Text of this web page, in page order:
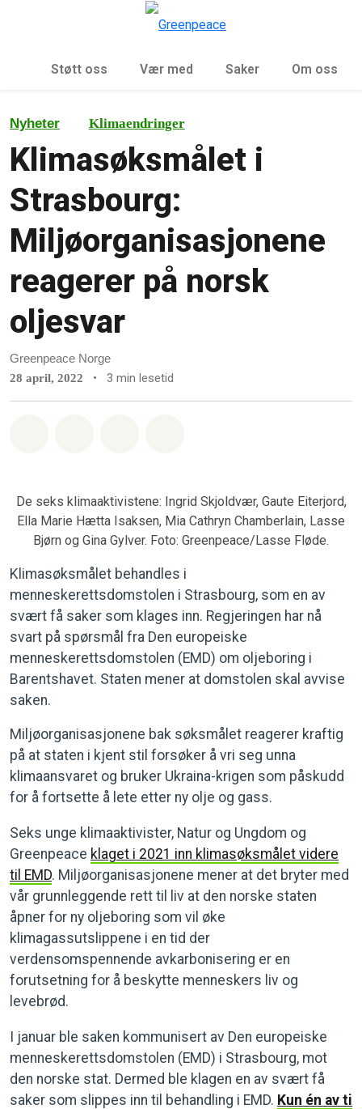
Støtt oss Vær med Saker Om oss
Nyheter Klimaendringer
Klimasøksmålet i
Strasbourg:
Miljøorganisasjonene
reagerer på norsk
oljesvar
Greenpeace Norge
28 april, 2022 • 3 min lesetid
De seks klimaaktivistene: Ingrid Skjoldvær, Gaute Eiterjord,
Ella Marie Hætta Isaksen, Mia Cathryn Chamberlain, Lasse
Bjørn og Gina Gylver. Foto: Greenpeace/Lasse Fløde.
Klimasøksmålet behandles i
menneskerettsdomstolen i Strasbourg, som en av
svært få saker som klages inn. Regjeringen har nå
svart på spørsmål fra Den europeiske
menneskerettsdomstolen (EMD) om oljeboring i
Barentshavet. Staten mener at domstolen skal avvise
saken.
Miljøorganisasjonene bak søksmålet reagerer kraftig
på at staten i kjent stil forsøker å vri seg unna
klimaansvaret og bruker Ukraina-krigen som påskudd
for å fortsette å lete etter ny olje og gass.
Seks unge klimaaktivister, Natur og Ungdom og
Greenpeace klaget i 2021 inn klimasøksmålet videre
til EMD. Miljøorganisasjonene mener at det bryter med
vår grunnleggende rett til liv at den norske staten
åpner for ny oljeboring som vil øke
klimagassutslippene i en tid der
verdensomspennende avkarbonisering er en
forutsetning for å beskytte menneskers liv og
levebrød.
I januar ble saken kommunisert av Den europeiske
menneskerettsdomstolen (EMD) i Strasbourg, mot
den norske stat. Dermed ble klagen en av svært få
saker som slippes inn til behandling i EMD. Kun én av ti